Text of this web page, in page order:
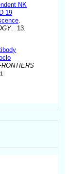
NK
19
. 13.